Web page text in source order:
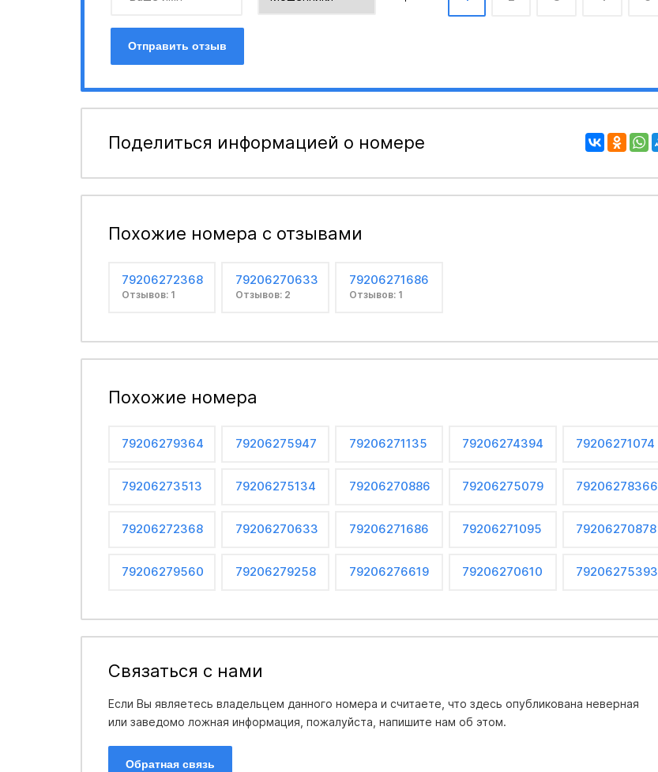
Отправить отзыв
Поделиться информацией о номере
Похожие номера с отзывами
79206272368
Отзывов: 1
79206270633
Отзывов: 2
79206271686
Отзывов: 1
Похожие номера
79206279364 79206275947 79206271135 79206274394 79206271074
79206273513 79206275134 79206270886 79206275079 79206278366
79206272368 79206270633 79206271686 79206271095 79206270878
79206279560 79206279258 79206276619 79206270610 79206275393
Связаться с нами
Если Вы являетесь владельцем данного номера и считаете, что здесь опубликована неверная
или заведомо ложная информация, пожалуйста, напишите нам об этом.
Обратная связь